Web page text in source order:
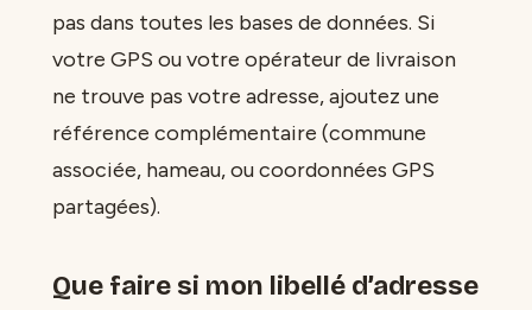
pas dans toutes les bases de données. Si
votre GPS ou votre opérateur de livraison
ne trouve pas votre adresse, ajoutez une
référence complémentaire (commune
associée, hameau, ou coordonnées GPS
partagées).
Que faire si mon libellé d’adresse